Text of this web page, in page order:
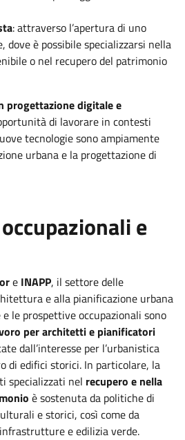
: attraverso l’apertura di uno
dove è possibile specializzarsi nella
o nel recupero del patrimonio
progettazione digitale e
di lavorare in contesti
tecnologie sono ampiamente
urbana e la progettazione di
e
e INAPP, il settore delle
e alla pianificazione urbana
le prospettive occupazionali sono
per architetti e pianificatori
dall’interesse per l’urbanistica
di edifici storici. In particolare, la
specializzati nel recupero e nella
è sostenuta da politiche di
e storici, così come da
e edilizia verde.